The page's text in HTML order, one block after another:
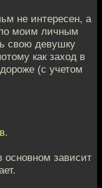
не интересен, а
моим личным
свою девушку
как заход в
(с учетом
основном зависит